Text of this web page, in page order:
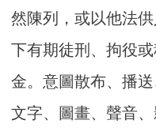
然陳列，或以他法
下有期徒刑、拘役
金。意圖散布、播
文字、圖畫、聲音